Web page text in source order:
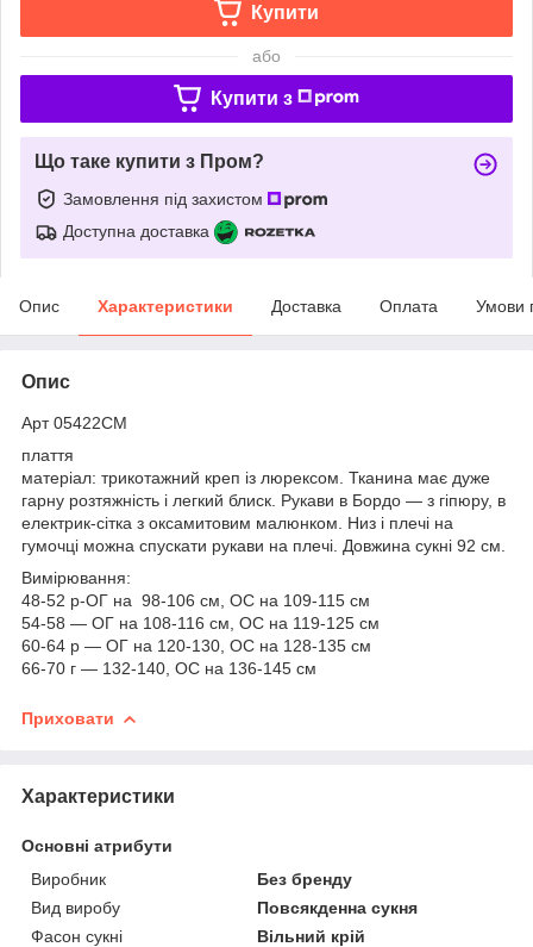
Купити
або
Купити з
Що таке купити з Пром?
Замовлення під захистом
Доступна доставка
Опис Характеристики Доставка Оплата Умови
Опис
Арт 05422СМ
плаття
матеріал: трикотажний креп із люрексом. Тканина має дуже
гарну розтяжність і легкий блиск. Рукави в Бордо — з гіпюру, в
електрик-сітка з оксамитовим малюнком. Низ і плечі на
гумочці можна спускати рукави на плечі. Довжина сукні 92 см.
Вимірювання:
48-52 р-ОГ на 98-106 см, ОС на 109-115 см
54-58 — ОГ на 108-116 см, ОС на 119-125 см
60-64 р — ОГ на 120-130, ОС на 128-135 см
66-70 г — 132-140, ОС на 136-145 см
Приховати
Характеристики
Основні атрибути
Виробник
Без бренду
Вид виробу
Повсякденна сукня
Фасон сукні
Вільний крій